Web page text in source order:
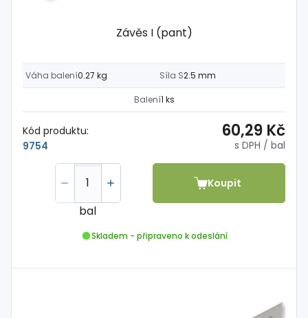
Závěs I (pant)
Váha balení0.27 kg Síla S2.5 mm
Balení1 ks
Kód produktu:
9754
60,29 Kč
s DPH / bal
bal
Koupit
Skladem - připraveno k odeslání